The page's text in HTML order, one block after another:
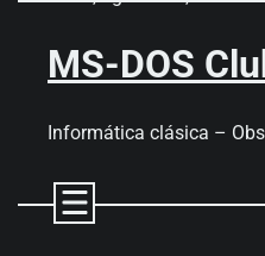
contentMS-DOS
Informática clásica –